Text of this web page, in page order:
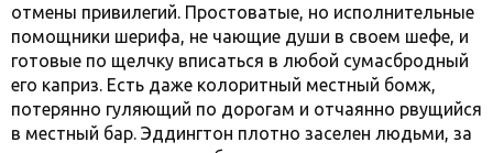
отмены привилегий. Простоватые, но исполнительные
помощники шерифа, не чающие души в своем шефе, и
готовые по щелчку вписаться в любой сумасбродный
его каприз. Есть даже колоритный местный бомж,
потерянно гуляющий по дорогам и отчаянно рвущийся
в местный бар. Эддингтон плотно заселен людьми, за